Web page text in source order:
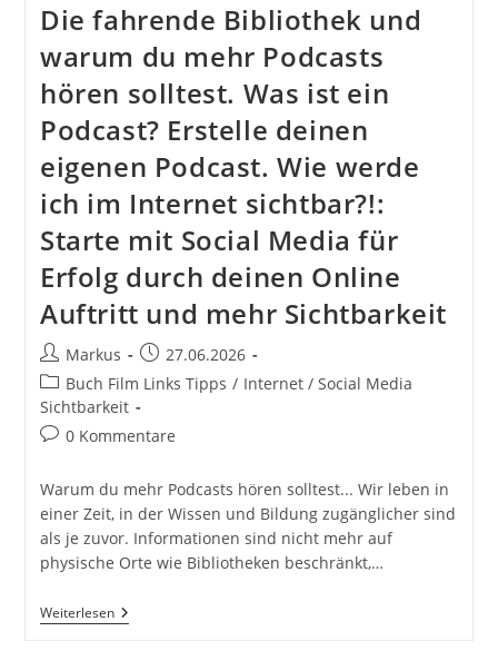
Die fahrende Bibliothek und
warum du mehr Podcasts
hören solltest. Was ist ein
Podcast? Erstelle deinen
eigenen Podcast. Wie werde
ich im Internet sichtbar?!:
Starte mit Social Media für
Erfolg durch deinen Online
Auftritt und mehr Sichtbarkeit
Beitrags-
Autor:
Markus
Beitrag
veröffentlicht:
27.06.2026
Beitrags-
Kategorie:
Buch Film Links Tipps / Internet / Social Media
Sichtbarkeit
Beitrags-
0 Kommentare
Warum du mehr Podcasts hören solltest... Wir leben in
einer Zeit, in der Wissen und Bildung zugänglicher sind
als je zuvor. Informationen sind nicht mehr auf
physische Orte wie Bibliotheken beschränkt,…
WeiterlesenDie
Fahrende